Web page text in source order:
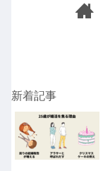
新着記事